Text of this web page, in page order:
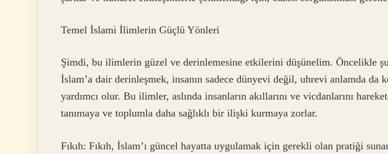
Temel İslami İlimlerin Güçlü Yönleri
Şimdi, bu ilimlerin güzel ve derinlemesine etkilerini düşünelim. Öncelikle
İslam’a dair derinleşmek, insanın sadece dünyevi değil, uhrevi anlamda da
yardımcı olur. Bu ilimler, aslında insanların akıllarını ve vicdanlarını
tanımaya ve toplumla daha sağlıklı bir ilişki kurmaya zorlar.
Fıkıh: Fıkıh, İslam’ı güncel hayatta uygulamak için gerekli olan pratiği